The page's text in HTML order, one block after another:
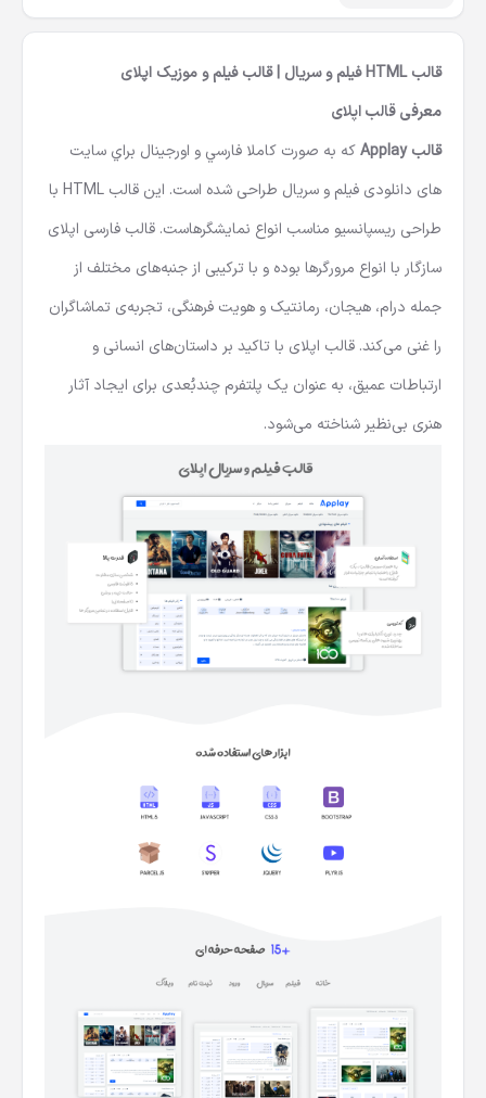
قالب HTML فیلم و سریال | قالب فیلم و موزیک اپلای
معرفی قالب اپلای
قالب Applay
که به صورت کاملا فارسي و اورجينال براي سایت
های دانلودی فيلم و سريال طراحی شده است. این قالب HTML
با
طراحی ریسپانسیو مناسب انواع نمایشگرهاست. قالب فارسی اپلای
سازگار با انواع مرورگرها بوده و با ترکیبی از جنبه‌های مختلف از
جمله درام، هیجان، رمانتیک و هویت فرهنگی، تجربه‌ی تماشاگران
را غنی می‌کند. قالب اپلای با تاکید بر داستان‌های انسانی و
ارتباطات عمیق، به عنوان یک پلتفرم چندبُعدی برای ایجاد آثار
هنری بی‌نظیر شناخته می‌شود.